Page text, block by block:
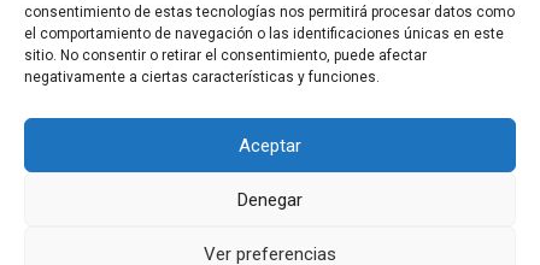
consentimiento de estas tecnologías nos permitirá procesar datos como
el comportamiento de navegación o las identificaciones únicas en este
sitio. No consentir o retirar el consentimiento, puede afectar
negativamente a ciertas características y funciones.
Aceptar
Denegar
Ver preferencias
Balsamos de CBD a domicilio
Aviso Legal
Política de cookies